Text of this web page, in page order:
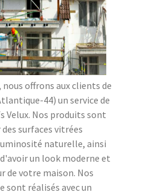
nous offrons aux clients de
44) un service de
Velux. Nos produits sont
surfaces vitrées
naturelle, ainsi
un look moderne et
de votre maison. Nos
sont réalisés avec un